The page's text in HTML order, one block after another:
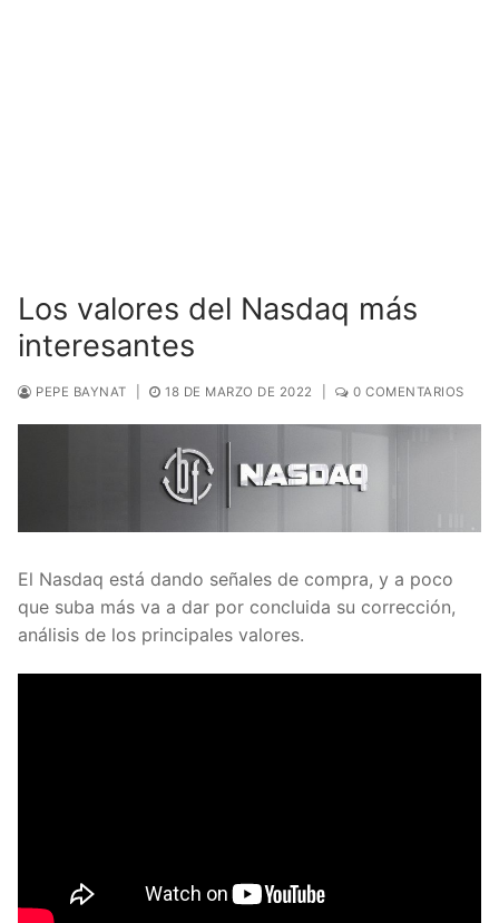
Los valores del Nasdaq más
interesantes
PEPE BAYNAT 18 DE MARZO DE 2022 0 COMENTARIOS
El Nasdaq está dando señales de compra, y a poco
que suba más va a dar por concluida su corrección,
análisis de los principales valores.